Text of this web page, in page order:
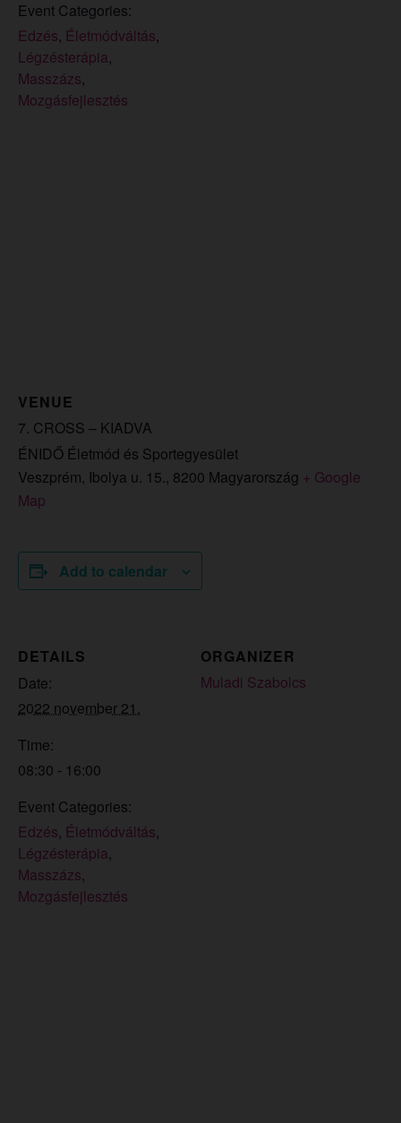
Event Categories:
Edzés, Életmódváltás,
Légzésterápia,
Masszázs,
Mozgásfejlesztés
VENUE
7. CROSS – KIADVA
ÉNIDŐ Életmód és Sportegyesület
Veszprém, Ibolya u. 15., 8200 Magyarország + Google
Map
Add to calendar
DETAILS
Date:
2022 november 21.
Time:
08:30 - 16:00
Event Categories:
Edzés, Életmódváltás,
Légzésterápia,
Masszázs,
Mozgásfejlesztés
ORGANIZER
Muladi Szabolcs